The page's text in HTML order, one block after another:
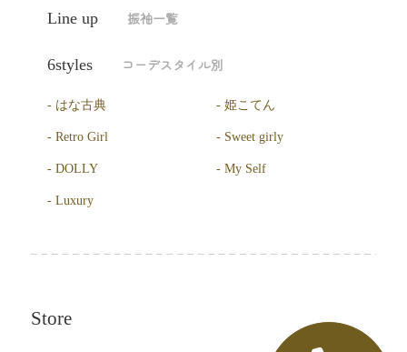
Line up 振袖一覧
6styles コーデスタイル別
はな古典 姫こてん
Retro Girl Sweet girly
DOLLY My Self
Luxury
Store